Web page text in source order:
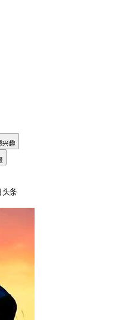
兴趣
头条